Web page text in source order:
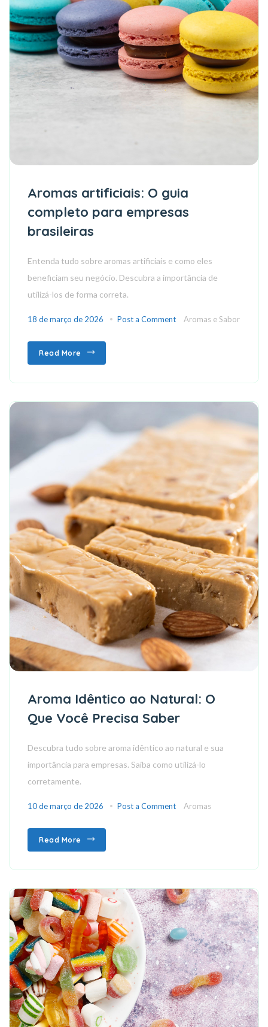
Aromas artificiais: O guia
completo para empresas
brasileiras
Entenda tudo sobre aromas artificiais e como eles
beneficiam seu negócio. Descubra a importância de
utilizá-los de forma correta.
18 de março de 2026 Post a Comment Aromas e Sabor
Read More
Aroma Idêntico ao Natural: O
Que Você Precisa Saber
Descubra tudo sobre aroma idêntico ao natural e sua
importância para empresas. Saiba como utilizá-lo
corretamente.
10 de março de 2026 Post a Comment Aromas
Read More